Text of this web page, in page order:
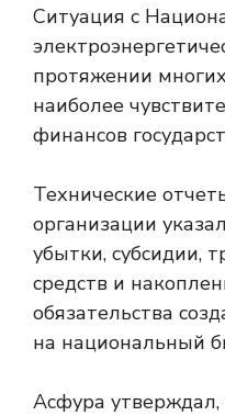
Ситуация с
протяжении
наиболее
финансов
Технические
организации
убытки, субсидии,
средств и
обязательства
на национальный
Асфура утверждал,